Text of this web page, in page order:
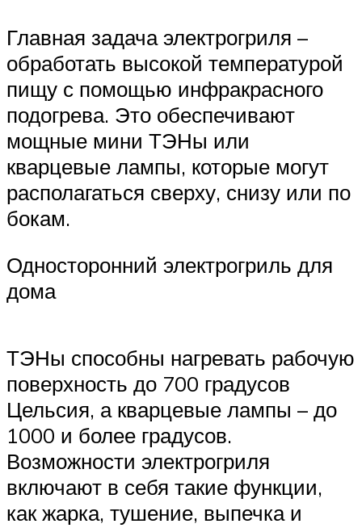
Главная задача электрогриля –
обработать высокой температурой
пищу с помощью инфракрасного
подогрева. Это обеспечивают
мощные мини ТЭНы или
кварцевые лампы, которые могут
располагаться сверху, снизу или по
бокам.
Односторонний электрогриль для
дома
ТЭНы способны нагревать рабочую
поверхность до 700 градусов
Цельсия, а кварцевые лампы – до
1000 и более градусов.
Возможности электрогриля
включают в себя такие функции,
как жарка, тушение, выпечка и